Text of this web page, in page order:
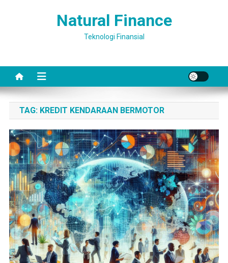
Natural Finance
Teknologi Finansial
TAG: KREDIT KENDARAAN BERMOTOR